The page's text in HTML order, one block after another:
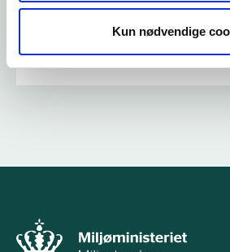
Kun nødvendige